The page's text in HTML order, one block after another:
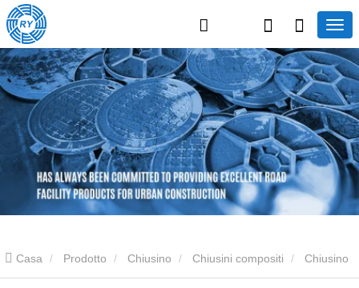
Casa Prodotto Chiusino Chiusini compositi